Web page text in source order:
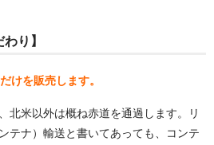
り】
けを販売します。
北米以外は概ね赤道を通過します。リ
テナ）輸送と書いてあっても、コンテ